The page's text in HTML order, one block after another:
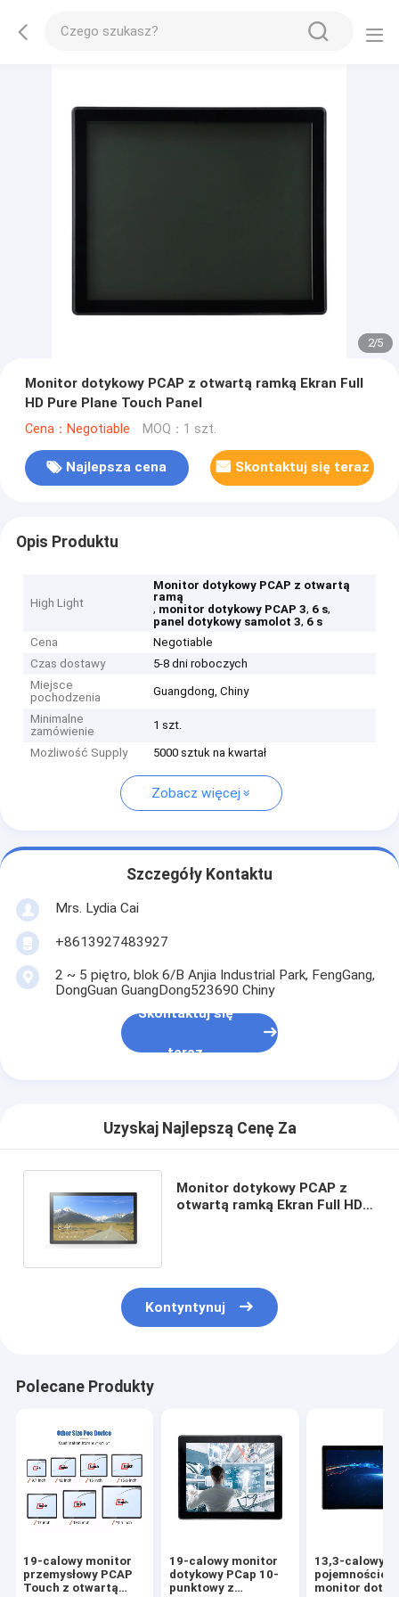
2/5
Monitor dotykowy PCAP z otwartą ramką Ekran Full
HD Pure Plane Touch Panel
Cena：Negotiable MOQ：1 szt.
Najlepsza cena Skontaktuj się teraz
Opis Produktu
High Light
Monitor dotykowy PCAP z otwartą
ramą
, monitor dotykowy PCAP 3, 6 s,
panel dotykowy samolot 3, 6 s
Cena
Negotiable
Czas dostawy
5-8 dni roboczych
Miejsce
pochodzenia
Guangdong, Chiny
Minimalne
zamówienie
1 szt.
Możliwość Supply 5000 sztuk na kwartał
Zobacz więcej
Szczegóły Kontaktu
Mrs. Lydia Cai
+8613927483927
2 ~ 5 piętro, blok 6/B Anjia Industrial Park, FengGang,
DongGuan GuangDong523690 Chiny
Skontaktuj się
teraz
Uzyskaj Najlepszą Cenę Za
Monitor dotykowy PCAP z
otwartą ramką Ekran Full HD
Kontyntynuj
Polecane Produkty
19-calowy monitor
przemysłowy PCAP
Touch z otwartą
19-calowy monitor
dotykowy PCap 10-
punktowy z
13,3-calowy
monitor